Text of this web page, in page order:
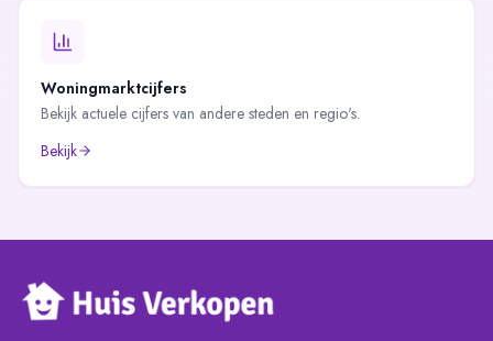
Woningmarktcijfers
Bekijk actuele cijfers van andere steden en regio's.
Bekijk